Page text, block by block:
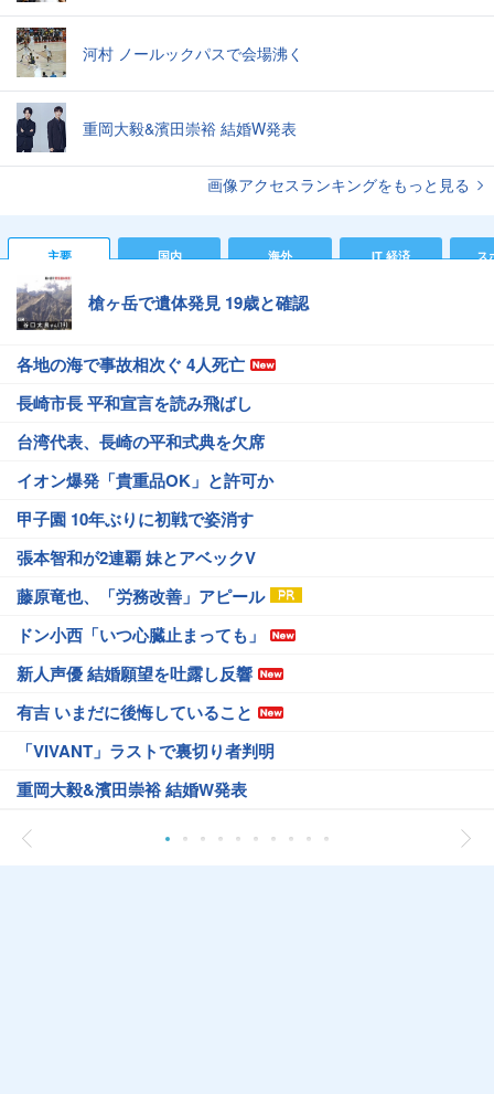
河村 ノールックパスで会場沸く
重岡大毅&濱田崇裕 結婚W発表
画像アクセスランキングをもっと見る
主要 国内 海外 IT 経済 ス
槍ヶ岳で遺体発見 19歳と確認
各地の海で事故相次ぐ 4人死亡
長崎市長 平和宣言を読み飛ばし
台湾代表、長崎の平和式典を欠席
イオン爆発「貴重品OK」と許可か
甲子園 10年ぶりに初戦で姿消す
張本智和が2連覇 妹とアベックV
藤原竜也、「労務改善」アピール
ドン小西「いつ心臓止まっても」
新人声優 結婚願望を吐露し反響
有吉 いまだに後悔していること
「VIVANT」ラストで裏切り者判明
重岡大毅&濱田崇裕 結婚W発表